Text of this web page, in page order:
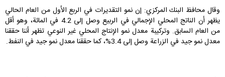
وقال محافظ البنك المركزي: إن نمو التقديرات في الربع الأول من العام الحالي
يظهر أن الناتج المحلي الإجمالي في الربيع وصل إلى 4.2 في المائة، وهو أقل
من العام السابق. وتركيبة معدل نمو الإنتاج المحلي غير النوعي تظهر أننا حققنا
معدل نمو جيد في الزراعة وصل إلى 3.4%، كما حققنا معدل نمو جيد في النفط.